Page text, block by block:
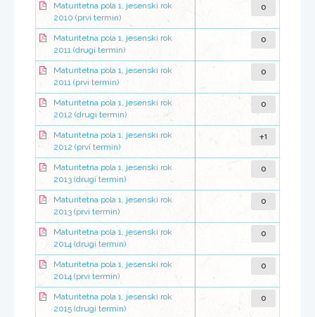
Maturitetna pola 1, jesenski rok
2010 (prvi termin)
0
Maturitetna pola 1, jesenski rok
2011 (drugi termin)
0
Maturitetna pola 1, jesenski rok
2011 (prvi termin)
0
Maturitetna pola 1, jesenski rok
2012 (drugi termin)
0
Maturitetna pola 1, jesenski rok
2012 (prvi termin)
+1
Maturitetna pola 1, jesenski rok
2013 (drugi termin)
0
Maturitetna pola 1, jesenski rok
2013 (prvi termin)
0
Maturitetna pola 1, jesenski rok
2014 (drugi termin)
0
Maturitetna pola 1, jesenski rok
2014 (prvi termin)
0
Maturitetna pola 1, jesenski rok
2015 (drugi termin)
0